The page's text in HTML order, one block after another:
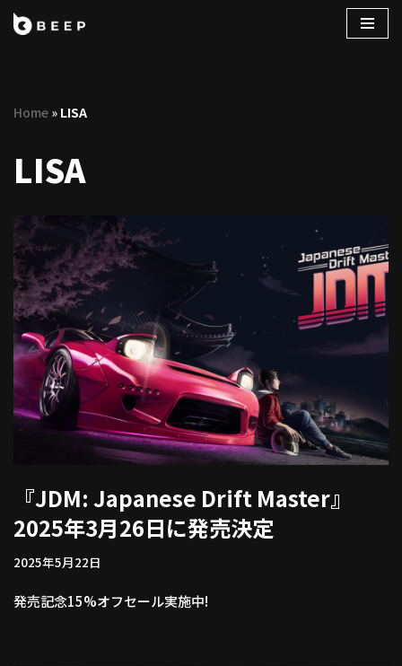
ン
へ
ス
ッ
プ
Home » LISA
LISA
『JDM: Japanese Drift Master』
2025年3月26日に発売決定
2025年5月22日
発売記念15%オフセール実施中!